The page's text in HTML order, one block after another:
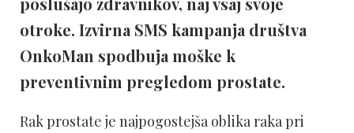
otroke. Izvirna SMS kampanja društva
OnkoMan spodbuja moške k
preventivnim pregledom prostate.
Rak prostate je najpogostejša oblika raka pri